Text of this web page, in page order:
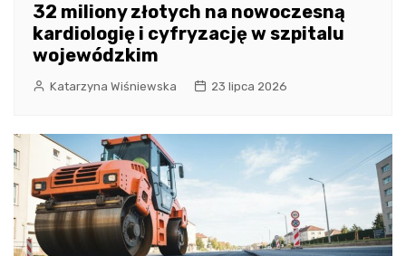
32 miliony złotych na nowoczesną
kardiologię i cyfryzację w szpitalu
wojewódzkim
Katarzyna Wiśniewska 23 lipca 2026